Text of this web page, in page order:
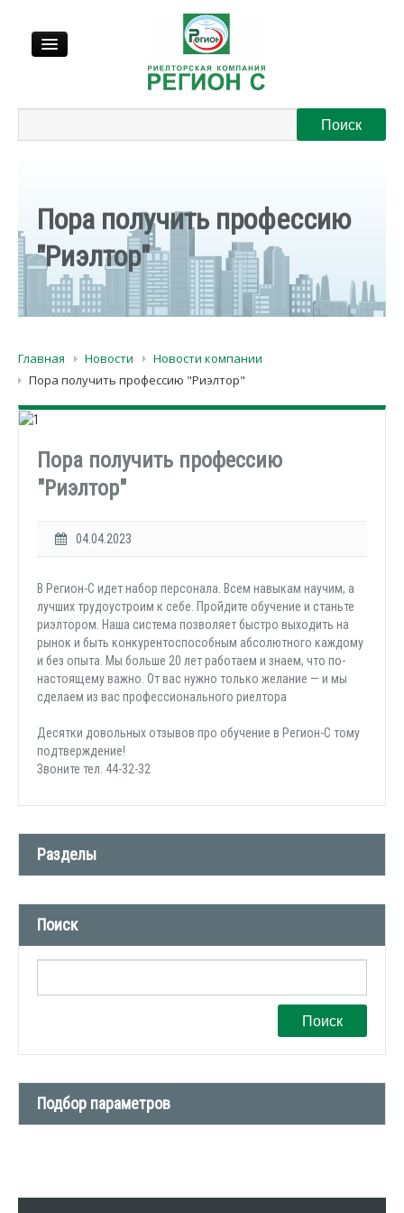
Выкуп
Регионы
Контакты
Пора получить профессию
"Риэлтор"
Главная Новости
Новости компании
Пора получить профессию "Риэлтор"
Пора получить профессию
"Риэлтор"
04.04.2023
В Регион-С идет набор персонала. Всем навыкам научим, а
лучших трудоустроим к себе. Пройдите обучение и станьте
риэлтором. Наша система позволяет быстро выходить на
рынок и быть конкурентоспособным абсолютного каждому
и без опыта. Мы больше 20 лет работаем и знаем, что по-
настоящему важно. От вас нужно только желание — и мы
сделаем из вас профессионального риелтора
Десятки довольных отзывов про обучение в Регион-С тому
подтверждение!
Звоните тел. 44-32-32
Разделы
Новости компании (509)
СМИ о нас (1)
Поиск
Поиск
Подбор параметров